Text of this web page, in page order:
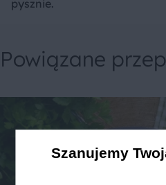
pysznie.
Powiązane
Szanujemy